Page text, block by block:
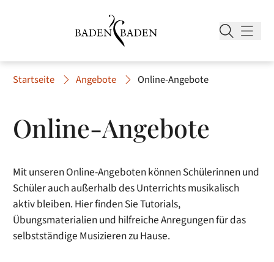
Startseite Angebote Online-Angebote
Online-Angebote
Mit unseren Online-Angeboten können Schülerinnen und
Schüler auch außerhalb des Unterrichts musikalisch
aktiv bleiben. Hier finden Sie Tutorials,
Übungsmaterialien und hilfreiche Anregungen für das
selbstständige Musizieren zu Hause.